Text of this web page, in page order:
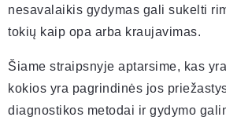
nesavalaikis gydymas gali sukelti
tokių kaip opa arba kraujavimas.
Šiame straipsnyje aptarsime, kas
kokios yra pagrindinės jos
diagnostikos metodai ir gydymo